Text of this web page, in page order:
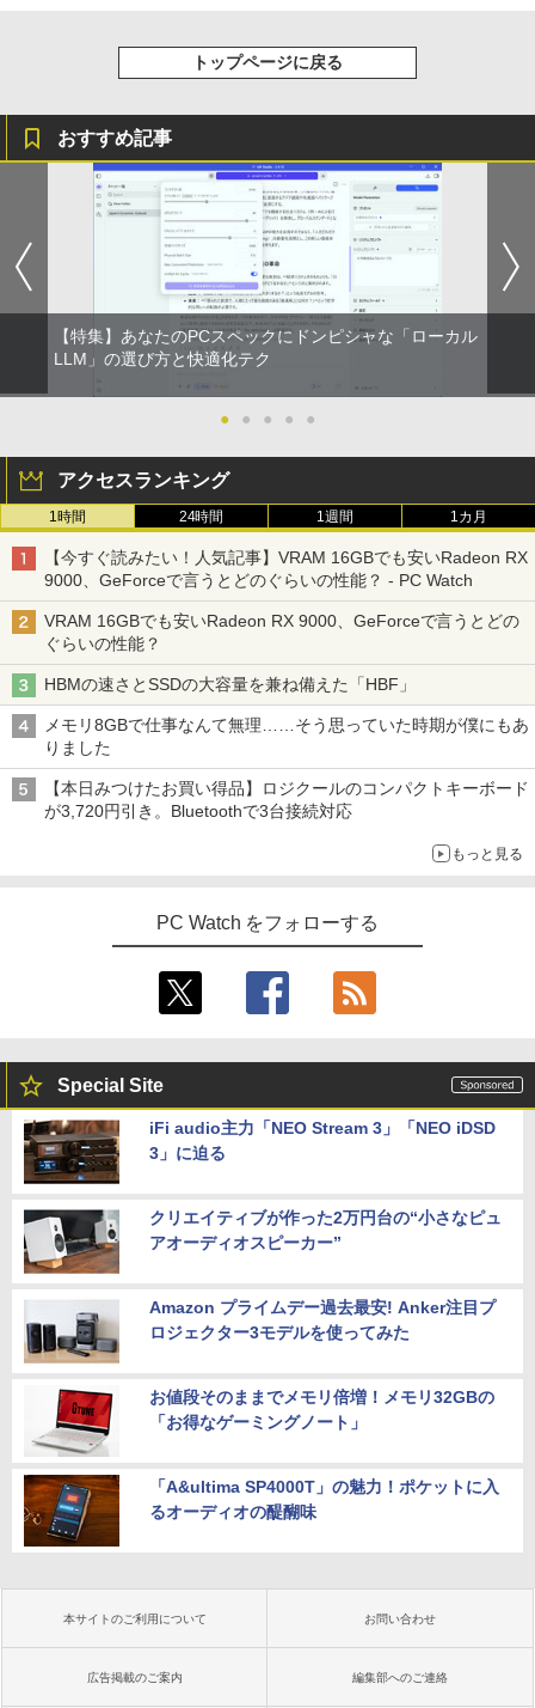
証】20007027
26 ディスプレイ 1080P 23.8インチ 144
Hzリフレッシュレート sRGB99% 1670
画面 TÜV認証 目にやさしい 調整可能な
￥12,580
トップページに戻る
おすすめ記事
【特集】あなたのPCスペックにドンピシャな「ローカル
LLM」の選び方と快適化テク
● ● ● ● ●
アクセスランキング
1時間 24時間 1週間 1カ月
【今すぐ読みたい！人気記事】VRAM 16GBでも安いRadeon RX
9000、GeForceで言うとどのぐらいの性能？ - PC Watch
VRAM 16GBでも安いRadeon RX 9000、GeForceで言うとどの
ぐらいの性能？
HBMの速さとSSDの大容量を兼ね備えた「HBF」
メモリ8GBで仕事なんて無理……そう思っていた時期が僕にもあ
りました
【本日みつけたお買い得品】ロジクールのコンパクトキーボード
が3,720円引き。Bluetoothで3台接続対応
もっと見る
PC Watch をフォローする
Special Site
iFi audio主力「NEO Stream 3」「NEO iDSD
3」に迫る
クリエイティブが作った2万円台の“小さなピュ
アオーディオスピーカー”
Amazon プライムデー過去最安! Anker注目プ
ロジェクター3モデルを使ってみた
お値段そのままでメモリ倍増！メモリ32GBの
「お得なゲーミングノート」
「A&ultima SP4000T」の魅力！ポケットに入
るオーディオの醍醐味
本サイトのご利用について お問い合わせ
広告掲載のご案内 編集部へのご連絡